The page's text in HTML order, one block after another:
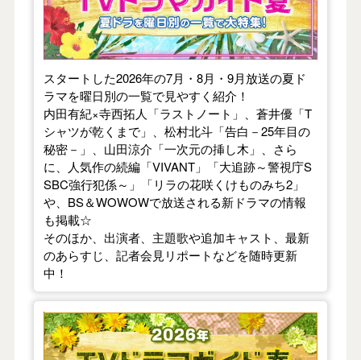
スタートした2026年の7月・8月・9月放送の夏ド
ラマを曜日別の一覧で見やすく紹介！
内田有紀×寺西拓人「ラストノート」、蒼井優「T
シャツが乾くまで」、松村北斗「告白－25年目の
秘密－」、山田涼介「一次元の挿し木」、さら
に、人気作の続編「VIVANT」「大追跡～警視庁S
SBC強行犯係～」「リラの花咲くけものみち2」
や、BS＆WOWOWで放送される新ドラマの情報
も掲載☆
そのほか、出演者、主題歌や追加キャスト、最新
のあらすじ、記者会見リポートなどを随時更新
中！
【2026年春】TVドラマガイド